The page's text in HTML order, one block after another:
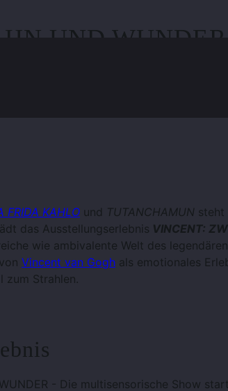
UND WUNDER
in München
FRIDA KAHLO und TUTANCHAMUN steht
das Ausstellungserlebnis VINCENT:
wie ambivalente Welt des
Vincent van Gogh als emotionales
zum Strahlen.